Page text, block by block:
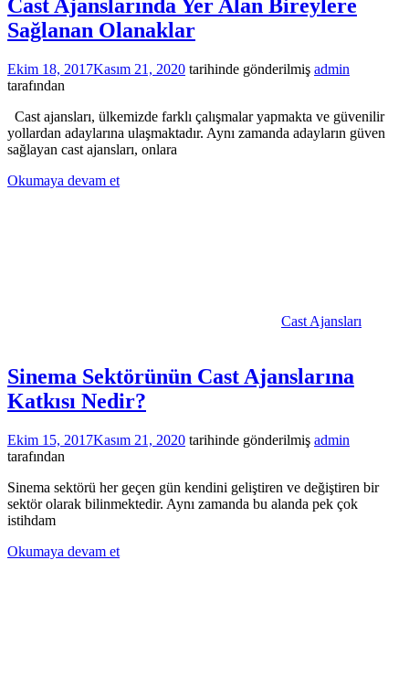
Cast Ajanslarında Yer Alan Bireylere
Sağlanan Olanaklar
Ekim 18, 2017Kasım 21, 2020 tarihinde gönderilmiş admin
tarafından
Cast ajansları, ülkemizde farklı çalışmalar yapmakta ve güvenilir
yollardan adaylarına ulaşmaktadır. Aynı zamanda adayların güven
sağlayan cast ajansları, onlara
Okumaya devam et
Cast Ajansları
Sinema Sektörünün Cast Ajanslarına
Katkısı Nedir?
Ekim 15, 2017Kasım 21, 2020 tarihinde gönderilmiş admin
tarafından
Sinema sektörü her geçen gün kendini geliştiren ve değiştiren bir
sektör olarak bilinmektedir. Aynı zamanda bu alanda pek çok
istihdam
Okumaya devam et